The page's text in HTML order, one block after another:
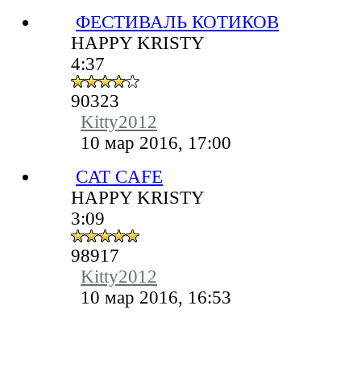
ФЕСТИВАЛЬ КОТИКОВ
HAPPY KRISTY
4:37
90323
Kitty2012
10 мар 2016, 17:00
CAT CAFE
HAPPY KRISTY
3:09
98917
Kitty2012
10 мар 2016, 16:53